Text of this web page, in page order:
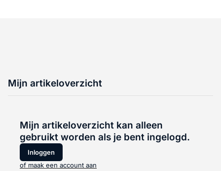
Mijn artikeloverzicht
Mijn artikeloverzicht kan alleen
gebruikt worden als je bent ingelogd.
Inloggen
of maak een account aan